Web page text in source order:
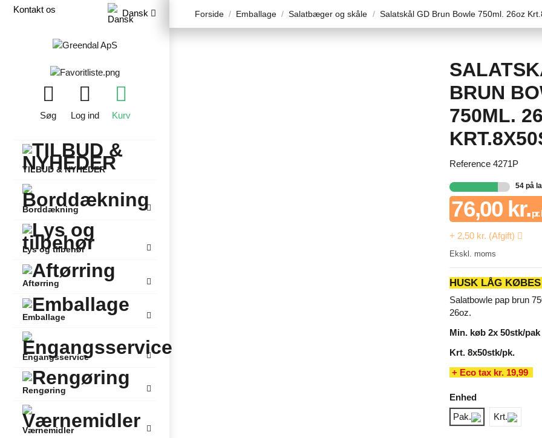
Kontakt os Dansk
Søg Log ind Kurv
TILBUD & NYHEDER
Borddækning
Lys og tilbehør
Aftørring
Emballage
Engangsservice
Rengøring
Værnemidler
Forside Emballage Salatbæger og skåle Salatskål GD Brun Bowle 750ml. 26oz
BRUN
750ML.
Reference 4271P
54 på
76,00 kr.pr.
+ 2,50 kr. (Afgift)
Ekskl. moms
HUSK LÅG KØBES
Salatbowle pap brun
26oz.
Min. køb 2x 50stk/pak
Krt. 8x50stk/pk.
+ Eco tax kr. 19,99
Enhed
Pak.
Krt.